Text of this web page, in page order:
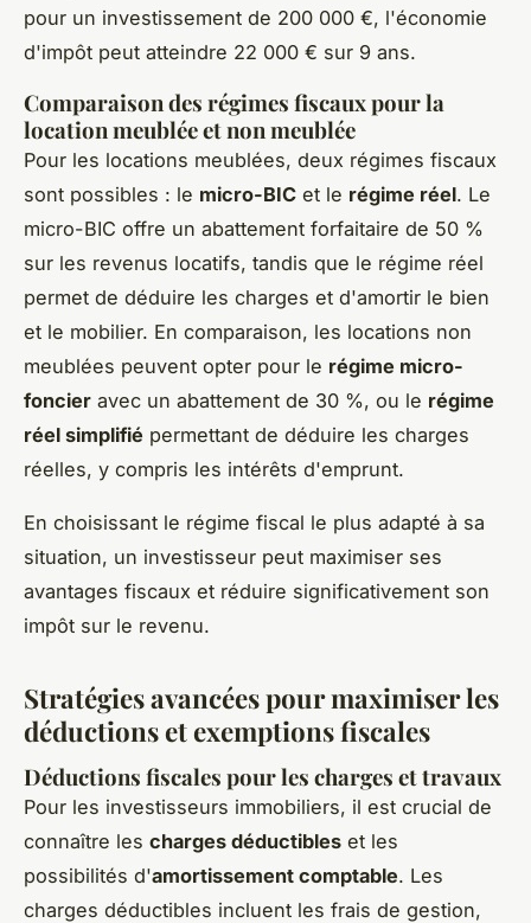
pour un investissement de 200 000 €, l'économie
d'impôt peut atteindre 22 000 € sur 9 ans.
Comparaison des régimes fiscaux pour la
location meublée et non meublée
Pour les locations meublées, deux régimes fiscaux
sont possibles : le micro-BIC et le régime réel. Le
micro-BIC offre un abattement forfaitaire de 50 %
sur les revenus locatifs, tandis que le régime réel
permet de déduire les charges et d'amortir le bien
et le mobilier. En comparaison, les locations non
meublées peuvent opter pour le régime micro-
foncier avec un abattement de 30 %, ou le régime
réel simplifié permettant de déduire les charges
réelles, y compris les intérêts d'emprunt.
En choisissant le régime fiscal le plus adapté à sa
situation, un investisseur peut maximiser ses
avantages fiscaux et réduire significativement son
impôt sur le revenu.
Stratégies avancées pour maximiser les
déductions et exemptions fiscales
Déductions fiscales pour les charges et travaux
Pour les investisseurs immobiliers, il est crucial de
connaître les charges déductibles et les
possibilités d'amortissement comptable. Les
charges déductibles incluent les frais de gestion,